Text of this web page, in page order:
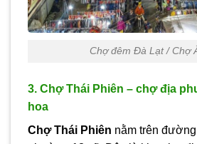
Chợ đêm Đà Lạt / Chợ
3. Chợ Thái Phiên – chợ địa
hoa
Chợ Thái Phiên nằm trên